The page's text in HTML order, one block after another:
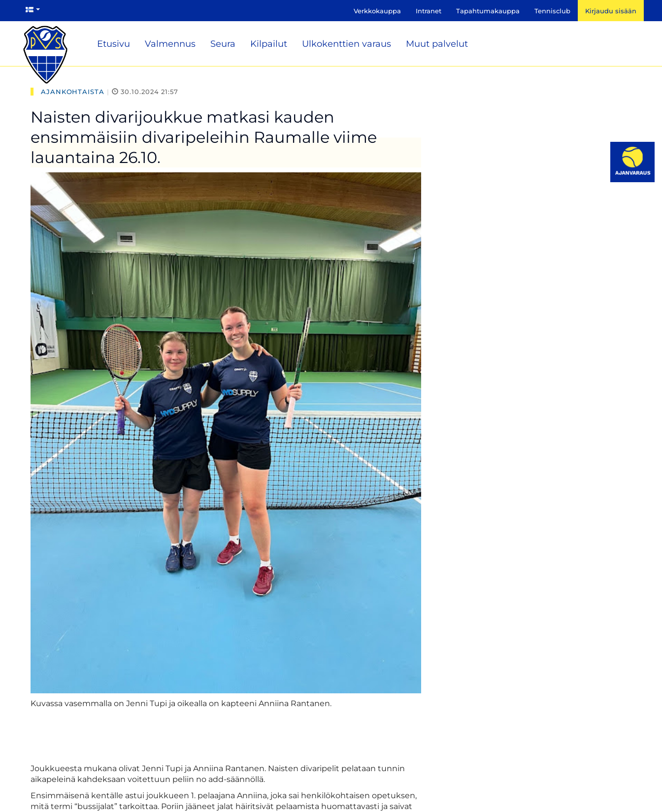
Verkkokauppa Intranet Tapahtumakauppa Tennisclub Kirjaudu sisään
Etusivu Valmennus Seura Kilpailut Ulkokenttien varaus Muut palvelut
AJANKOHTAISTA | 30.10.2024 21:57
Naisten divarijoukkue matkasi kauden
ensimmäisiin divaripeleihin Raumalle viime
lauantaina 26.10.
Kuvassa vasemmalla on Jenni Tupi ja oikealla on kapteeni Anniina Rantanen.
Joukkueesta mukana olivat Jenni Tupi ja Anniina Rantanen. Naisten divaripelit pelataan tunnin
aikapeleinä kahdeksaan voitettuun peliin no add-säännöllä.
Ensimmäisenä kentälle astui joukkueen 1. pelaajana Anniina, joka sai henkilökohtaisen opetuksen,
mitä termi “bussijalat” tarkoittaa. Poriin jääneet jalat häiritsivät pelaamista huomattavasti ja saivat